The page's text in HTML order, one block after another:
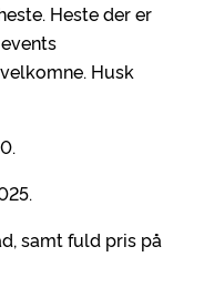
Heste der er
Husk
samt fuld pris på